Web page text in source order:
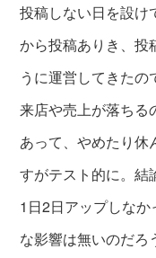
投稿しない日を設け
から投稿ありき、投
うに運営してきた
来店や売上が落ちる
あって、やめたり休
すがテスト的に。結
1日2日アップしな
な影響は無いのだろ